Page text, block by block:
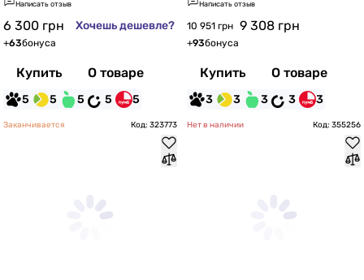
Написать отзыв
6 300 грн Хочешь дешевле?
+63бонуса
Купить О товаре
5 5 5 5 5
Написать отзыв
10 951 грн 9 308 грн
+93бонуса
Купить О товаре
3 3 3 3 3
Заканчивается Код: 323773 Нет в наличии Код: 355256